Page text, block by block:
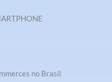
no Brasil